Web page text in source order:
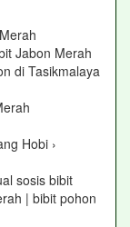
Jabon Merah
di Tasikmalaya
Hobi ›
sosis bibit
| bibit pohon